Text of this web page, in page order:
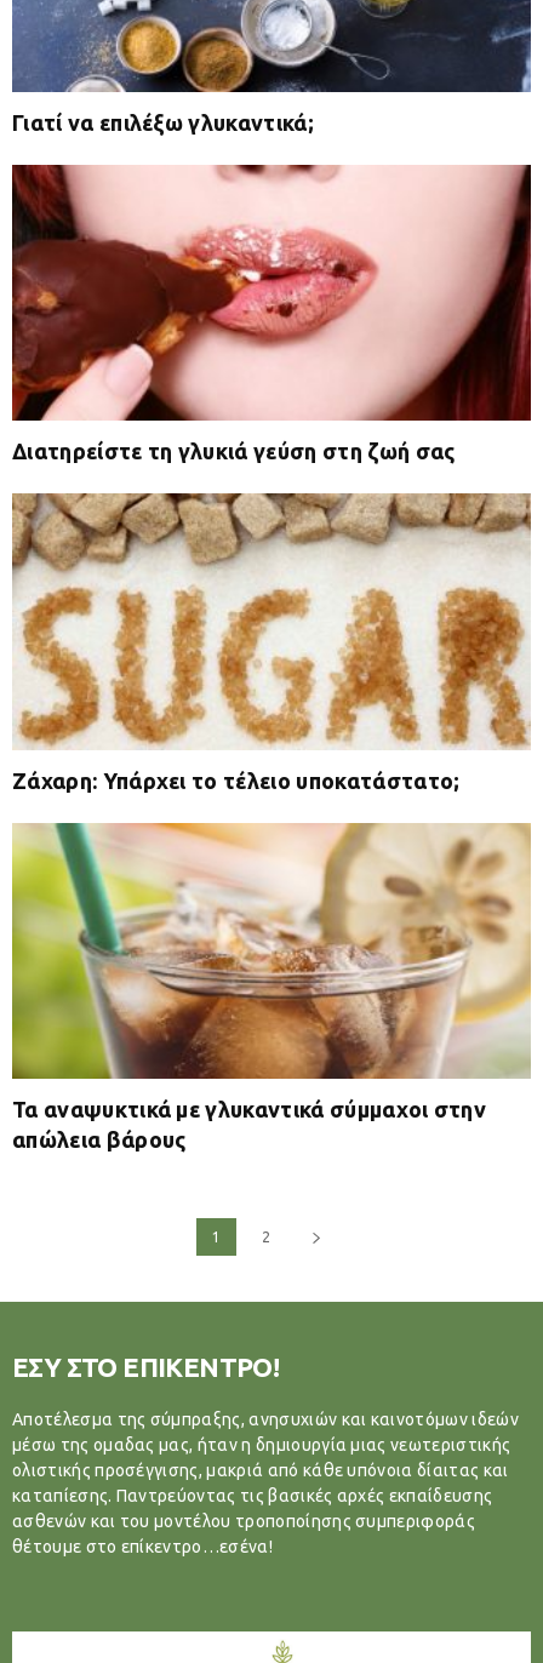
Γιατί να επιλέξω γλυκαντικά;
Διατηρείστε τη γλυκιά γεύση στη ζωή σας
Ζάχαρη: Υπάρχει το τέλειο υποκατάστατο;
Τα αναψυκτικά με γλυκαντικά σύμμαχοι στην
απώλεια βάρους
1 2
ΕΣΥ ΣΤΟ ΕΠΙΚΕΝΤΡΟ!
Αποτέλεσμα της σύμπραξης, ανησυχιών και καινοτόμων ιδεών
μέσω της ομαδας μας, ήταν η δημιουργία μιας νεωτεριστικής
ολιστικής προσέγγισης, μακριά από κάθε υπόνοια δίαιτας και
καταπίεσης. Παντρεύοντας τις βασικές αρχές εκπαίδευσης
ασθενών και του μοντέλου τροποποίησης συμπεριφοράς
θέτουμε στο επίκεντρο…εσένα!